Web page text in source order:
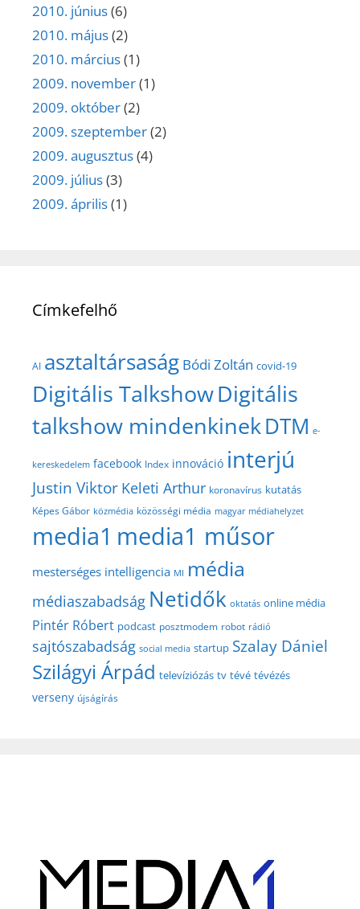
2010. június(6)
2010. május(2)
2010. március(1)
2009. november(1)
2009. október(2)
2009. szeptember(2)
2009. augusztus(4)
2009. július(3)
2009. április(1)
Címkefelhő
AI asztaltársaság Bódi Zoltán covid-19
Digitális TalkshowDigitális
talkshow mindenkinekDTM e-
kereskedelem facebook Index innováció interjú
Justin Viktor Keleti Arthur koronavírus kutatás
Képes Gábor közmédia közösségi média magyar médiahelyzet
media1 media1 műsor
mesterséges intelligencia MI média
médiaszabadság Netidők oktatás online média
Pintér Róbert podcast posztmodem robot rádió
sajtószabadság social media startup Szalay Dániel
Szilágyi Árpád televíziózás tv tévé tévézés
verseny újságírás